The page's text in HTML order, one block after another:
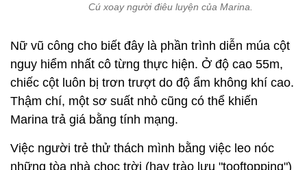
Cú xoay người điêu luyện của Marina.
Nữ vũ công cho biết đây là phần trình diễn múa cột
nguy hiểm nhất cô từng thực hiện. Ở độ cao 55m,
chiếc cột luôn bị trơn trượt do độ ẩm không khí cao.
Thậm chí, một sơ suất nhỏ cũng có thể khiến
Marina trả giá bằng tính mạng.
Việc người trẻ thử thách mình bằng việc leo nóc
những tòa nhà chọc trời (hay trào lưu "tooftopping")